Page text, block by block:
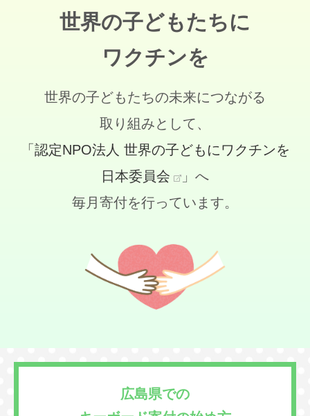
世界の子どもたちに
ワクチンを
世界の子どもたちの未来につながる
取り組みとして、
「認定NPO法人 世界の子どもにワクチンを
日本委員会
」へ
毎月寄付を行っています。
広島県での